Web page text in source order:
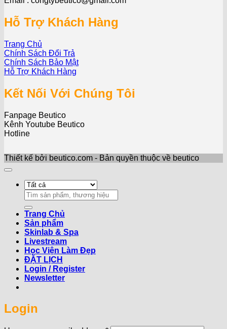
Hỗ Trợ Khách Hàng
Trang Chủ
Chính Sách Đổi Trả
Chính Sách Bảo Mật
Hỗ Trợ Khách Hàng
Kết Nối Với Chúng Tôi
Fanpage Beutico
Kênh Youtube Beutico
Hotline
Thiết kế bởi beutico.com - Bản quyền thuộc về beutico
Search
for:
Trang Chủ
Sản phẩm
Skinlab & Spa
Livestream
Học Viện Làm Đẹp
ĐẶT LỊCH
Login / Register
Newsletter
Login